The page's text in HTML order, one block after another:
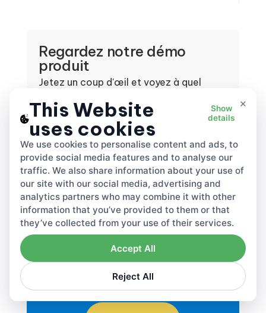
Regardez notre démo
produit
Jetez un coup d'œil et voyez à quel
Regarder maintenant
S'abonner à la
newsletter
Inscrivez-vous pour recevoir les dernières
informations sur la TVA, les taxes
et les factures électroniques
×
This Website
uses cookies
Show
details
We use cookies to personalise content and ads, to
provide social media features and to analyse our
traffic. We also share information about your use of
our site with our social media, advertising and
analytics partners who may combine it with other
information that you’ve provided to them or that
they’ve collected from your use of their services.
Reject All
Accept All